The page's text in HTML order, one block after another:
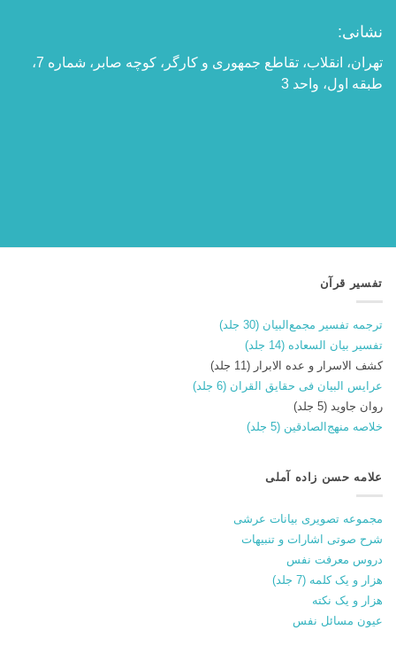
نشانی:
تهران، انقلاب، تقاطع جمهوری و کارگر، کوچه صابر، شماره 7،
طبقه اول، واحد 3
تفسیر قرآن
ترجمه تفسیر مجمع‌البیان (30 جلد)
تفسیر بیان السعاده (14 جلد)
کشف الاسرار و عده الابرار (11 جلد)
عرایس البیان فی حقایق القران (6 جلد)
روان جاوید (5 جلد)
خلاصه منهج‌الصادقین (5 جلد)
علامه حسن زاده آملی
مجموعه تصویری بیانات عرشی
شرح صوتی اشارات و تنبیهات
دروس معرفت نفس
هزار و یک کلمه (7 جلد)
هزار و یک نکته
عیون مسائل نفس